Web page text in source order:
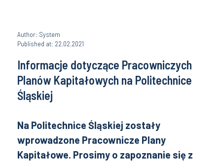
Author: System
Published at: 22.02.2021
Informacje dotyczące Pracowniczych
Planów Kapitałowych na Politechnice
Śląskiej
Na Politechnice Śląskiej zostały
wprowadzone Pracownicze Plany
Kapitałowe. Prosimy o zapoznanie się z